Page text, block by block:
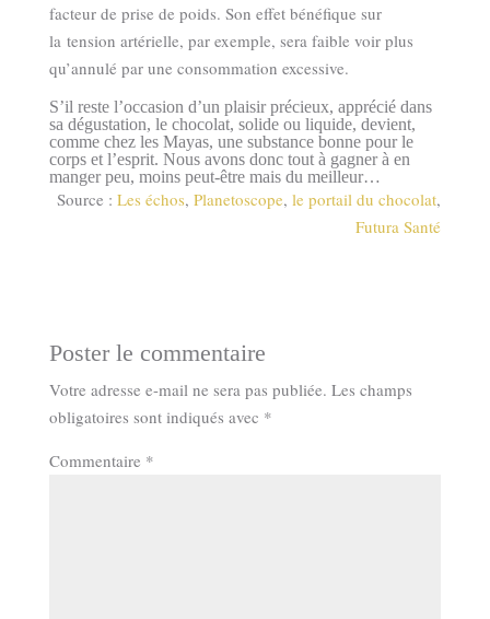
facteur de prise de poids. Son effet bénéfique sur
la tension artérielle, par exemple, sera faible voir plus
qu’annulé par une consommation excessive.
S’il reste l’occasion d’un plaisir précieux, apprécié dans
sa dégustation, le chocolat, solide ou liquide, devient,
comme chez les Mayas, une substance bonne pour le
corps et l’esprit. Nous avons donc tout à gagner à en
manger peu, moins peut-être mais du meilleur…
Source :Les échos,Planetoscope,le portail du chocolat,
Futura Santé
Poster le commentaire
Votre adresse e-mail ne sera pas publiée. Les champs
obligatoires sont indiqués avec *
Commentaire *